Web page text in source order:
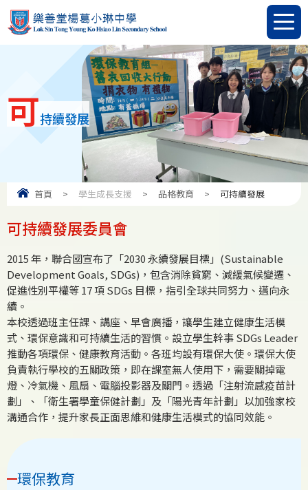
可持續發展
首頁 > 學生成長支援 > 品格教育 > 可持續發展
可持續發展委員會
2015 年，聯合國宣布了「2030 永續發展目標」(Sustainable
Development Goals, SDGs)，包含消除貧窮、減緩氣候變遷、
促進性別平權等 17 項 SDGs 目標，指引全球共同努力、邁向永
續。
本校透過班主任課、講座、早會廣播，讓學生建立健康生活模
式、環保意識和可持續生活的習慣。設立學生幹事 SDGs Leader
推動各項環保、健康教育活動。各班均設有環保大使。環保大使
負責執行學校的五關政策，即在課室無人使用下，需要關掉電
燈、冷氣機、風扇、電腦投影器及關門。透過「注射流感疫苗計
劃」、「衛生署學童保健計劃」及「陽光青年計劃」以加強家校
溝通合作，提升家長正面思維和健康生活模式的協同效能。
環保教育